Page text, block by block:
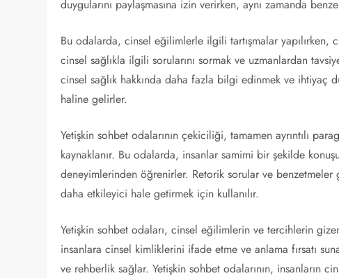
duygularını paylaşmasına izin verirken, aynı zamanda
Bu odalarda, cinsel eğilimlerle ilgili tartışmalar yapılırken,
cinsel sağlıkla ilgili sorularını sormak ve uzmanlardan
cinsel sağlık hakkında daha fazla bilgi edinmek ve ihtiyaç
haline gelirler.
Yetişkin sohbet odalarının çekiciliği, tamamen ayrıntılı
kaynaklanır. Bu odalarda, insanlar samimi bir şekilde
deneyimlerinden öğrenirler. Retorik sorular ve
daha etkileyici hale getirmek için kullanılır.
Yetişkin sohbet odaları, cinsel eğilimlerin ve tercihlerin
insanlara cinsel kimliklerini ifade etme ve anlama fırsatı
ve rehberlik sağlar. Yetişkin sohbet odalarının, insanların